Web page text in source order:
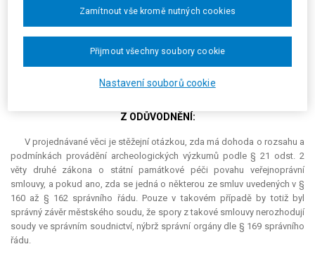
péči obsahuje podmínky pro provádění archeologických výzkumů, jejich
koordinaci a zpracovávání výsledků výzkumu tak, aby byly v souladu s
veřejné smlouvy a spory z veřejných smluv nepatří do pravomoci soudů.
Nejvyšší správní soud kasační stížnost zamítl.
Z ODŮVODNĚNÍ:
V projednávané věci je stěžejní otázkou, zda má dohoda o rozsahu a
podmínkách provádění archeologických výzkumů podle § 21 odst. 2
věty druhé zákona o státní památkové péči povahu veřejnoprávní
smlouvy, a pokud ano, zda se jedná o některou ze smluv uvedených v §
160 až § 162 správního řádu. Pouze v takovém případě by totiž byl
správný závěr městského soudu, že spory z takové smlouvy nerozhodují
soudy ve správním soudnictví, nýbrž správní orgány dle § 169 správního
řádu.
Nastavení souborů cookie
Zamítnout vše kromě nutných cookies
Přijmout všechny soubory cookie